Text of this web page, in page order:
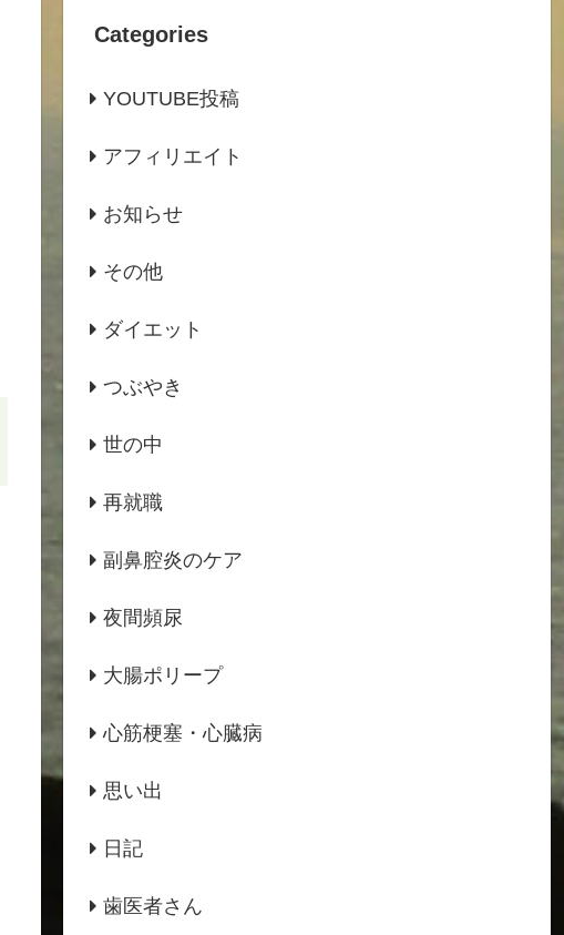
Categories
YOUTUBE投稿
アフィリエイト
お知らせ
その他
ダイエット
つぶやき
世の中
再就職
副鼻腔炎のケア
夜間頻尿
大腸ポリープ
心筋梗塞・心臓病
思い出
日記
歯医者さん